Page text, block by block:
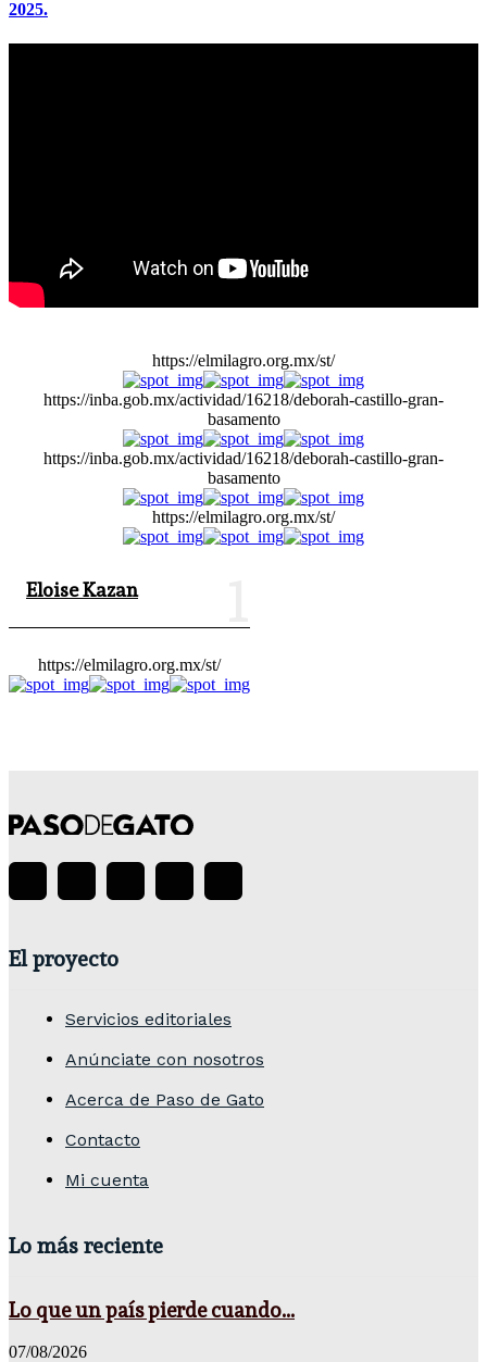
2025.
https://elmilagro.org.mx/st/
https://inba.gob.mx/actividad/16218/deborah-castillo-gran-
basamento
https://inba.gob.mx/actividad/16218/deborah-castillo-gran-
basamento
https://elmilagro.org.mx/st/
Eloise Kazan
https://elmilagro.org.mx/st/
El proyecto
Servicios editoriales
Anúnciate con nosotros
Acerca de Paso de Gato
Contacto
Mi cuenta
Lo más reciente
Lo que un país pierde cuando...
07/08/2026